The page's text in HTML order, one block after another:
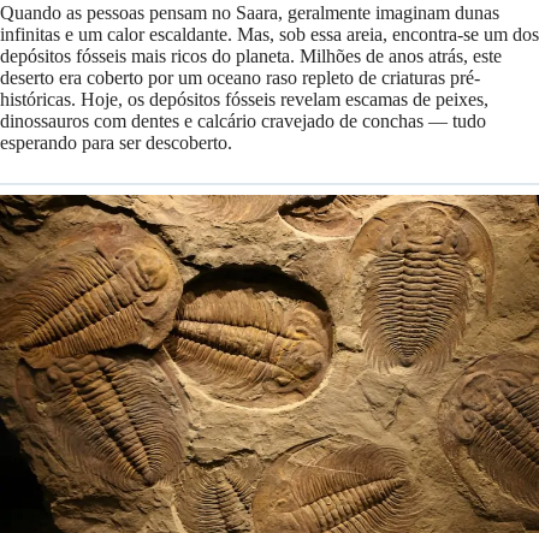
Quando as pessoas pensam no Saara, geralmente imaginam dunas
infinitas e um calor escaldante. Mas, sob essa areia, encontra-se um dos
depósitos fósseis mais ricos do planeta. Milhões de anos atrás, este
deserto era coberto por um oceano raso repleto de criaturas pré-
históricas. Hoje, os depósitos fósseis revelam escamas de peixes,
dinossauros com dentes e calcário cravejado de conchas — tudo
esperando para ser descoberto.